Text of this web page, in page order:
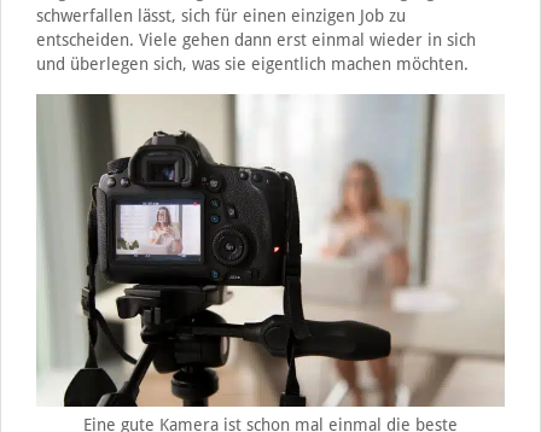
schwerfallen lässt, sich für einen einzigen Job zu
entscheiden. Viele gehen dann erst einmal wieder in sich
und überlegen sich, was sie eigentlich machen möchten.
Eine gute Kamera ist schon mal einmal die beste